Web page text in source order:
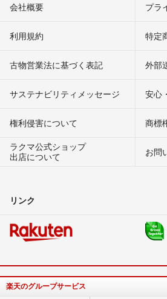
会社概要 プラ
利用規約 特定
古物営業法に基づく表記 外部
サステナビリティメッセージ 安心
権利侵害について
商標
ラクマ公式ショップ
出店について
お問
リンク
楽天のグループサービス